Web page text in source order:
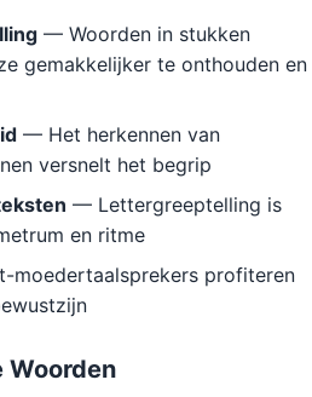
— Woorden in stukken
gemakkelijker te onthouden en
— Het herkennen van
versnelt het begrip
— Lettergreeptelling is
en ritme
moedertaalsprekers profiteren
Woorden